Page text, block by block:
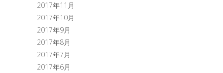
2017年11月
2017年10月
2017年9月
2017年8月
2017年7月
2017年6月